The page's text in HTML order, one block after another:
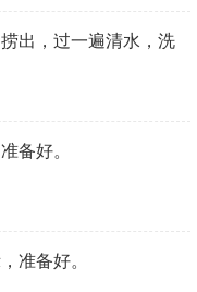
出，过一遍清水，洗
备好。
准备好。